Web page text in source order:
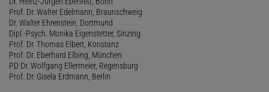
Prof. Dr. Walter Edelmann, Braunschweig
Dr. Walter Ehrenstein, Dortmund
Dipl.-Psych. Monika Eigenstetter, Sinzing
Prof. Dr. Thomas Elbert, Konstanz
Prof. Dr. Eberhard Elbing, München
PD Dr. Wolfgang Ellermeier, Regensburg
Prof. Dr. Gisela Erdmann, Berlin